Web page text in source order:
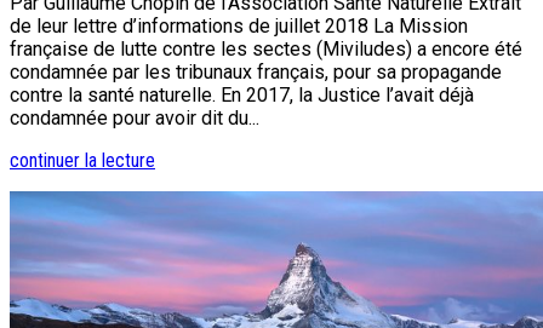
de leur lettre d’informations de juillet 2018 La Mission
française de lutte contre les sectes (Miviludes) a encore été
condamnée par les tribunaux français, pour sa propagande
contre la santé naturelle. En 2017, la Justice l’avait déjà
condamnée pour avoir dit du...
continuer la lecture